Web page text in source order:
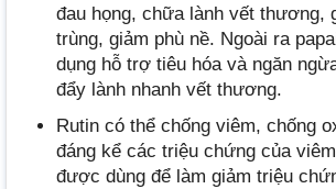
đau họng, chữa lành vết thương,
trùng, giảm phù nề. Ngoài ra
dụng hỗ trợ tiêu hóa và ngăn
đẩy lành nhanh vết thương.
Rutin có thể chống viêm, chống
đáng kể các triệu chứng của
được dùng để làm giảm triệu